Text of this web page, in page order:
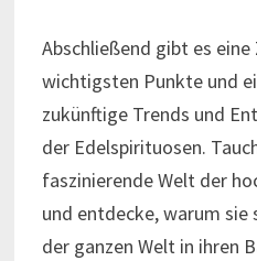
Abschließend gibt es
wichtigsten Punkte und
zukünftige Trends und
der Edelspirituosen.
faszinierende Welt der
und entdecke, warum sie
der ganzen Welt in ihren